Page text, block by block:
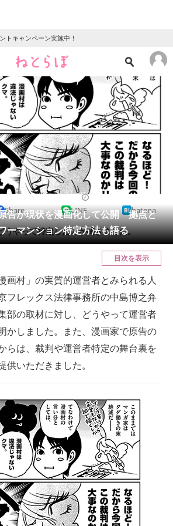
トキャンペーン実施中！
ニュース
クイズ
地域
教育・育児
リサーチ
トレンド
スの未来
て選べる
詳説
ュニティ
分かる
門サイト
告が現状を漫画化して公開 拠点と
ーマンション特定方法も語る
Share LINE hatena
うやって特定したのか聞きました。
目次を表示
画村」の実質的運営者とみられる人
フレックス法律事務所の中島博之弁
部の取材に対し、どうやって運営者
かしました。また、漫画家で原告の
らは、裁判や運営者特定の舞台裏を
供いただきました。